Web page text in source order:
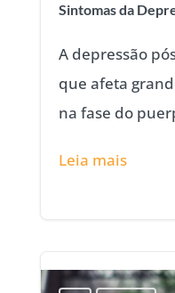
Sintomas da
A depressão
que afeta
na fase do
Leia mais